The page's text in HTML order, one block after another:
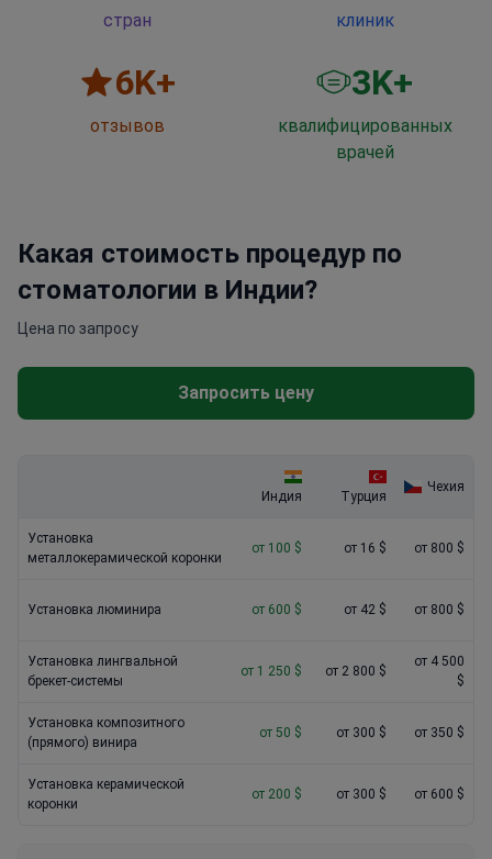
стран клиник
6K+
отзывов
3K+
квалифицированных
врачей
Какая стоимость процедур по
стоматологии в Индии?
Цена по запросу
Запросить цену
Индия Турция
Чехия
Установка
металлокерамической коронки
от 100 $ от 16 $ от 800 $
Установка люминира от 600 $ от 42 $ от 800 $
Установка лингвальной
брекет-системы
от 1 250 $ от 2 800 $
от 4 500
$
Установка композитного
(прямого) винира
от 50 $ от 300 $ от 350 $
Установка керамической
коронки
от 200 $ от 300 $ от 600 $